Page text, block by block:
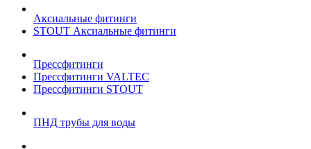
Аксиальные фитинги
STOUT Аксиальные фитинги
Прессфитинги
Прессфитинги VALTEC
Прессфитинги STOUT
ПНД трубы для воды